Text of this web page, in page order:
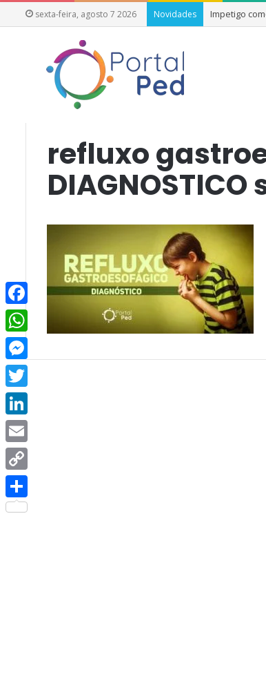
sexta-feira, agosto 7 2026 Novidades Impetigo
refluxo
Facebook
WhatsApp
Messenger
Twitter
LinkedIn
Email
Copy
Link
Share